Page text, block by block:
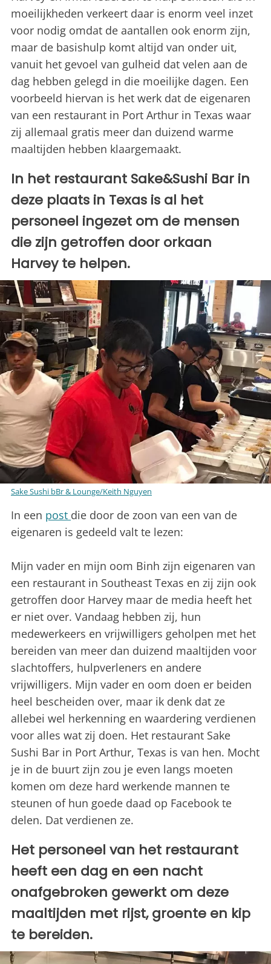
moeilijkheden verkeert daar is enorm veel inzet
voor nodig omdat de aantallen ook enorm zijn,
maar de basishulp komt altijd van onder uit,
vanuit het gevoel van gulheid dat velen aan de
dag hebben gelegd in die moeilijke dagen. Een
voorbeeld hiervan is het werk dat de eigenaren
van een restaurant in Port Arthur in Texas waar
zij allemaal gratis meer dan duizend warme
maaltijden hebben klaargemaakt.
In het restaurant Sake&Sushi Bar in
deze plaats in Texas is al het
personeel ingezet om de mensen
die zijn getroffen door orkaan
Harvey te helpen.
Sake Sushi bBr & Lounge/Keith Nguyen
In een post die door de zoon van een van de
eigenaren is gedeeld valt te lezen:
Mijn vader en mijn oom Binh zijn eigenaren van
een restaurant in Southeast Texas en zij zijn ook
getroffen door Harvey maar de media heeft het
er niet over. Vandaag hebben zij, hun
medewerkeers en vrijwilligers geholpen met het
bereiden van meer dan duizend maaltijden voor
slachtoffers, hulpverleners en andere
vrijwilligers. Mijn vader en oom doen er beiden
heel bescheiden over, maar ik denk dat ze
allebei wel herkenning en waardering verdienen
voor alles wat zij doen. Het restaurant Sake
Sushi Bar in Port Arthur, Texas is van hen. Mocht
je in de buurt zijn zou je even langs moeten
komen om deze hard werkende mannen te
steunen of hun goede daad op Facebook te
delen. Dat verdienen ze.
Het personeel van het restaurant
heeft een dag en een nacht
onafgebroken gewerkt om deze
maaltijden met rijst, groente en kip
te bereiden.